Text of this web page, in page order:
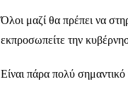
Όλοι μαζί θα πρέπει να
εκπροσωπείτε την
Είναι πάρα πολύ σημαντικό